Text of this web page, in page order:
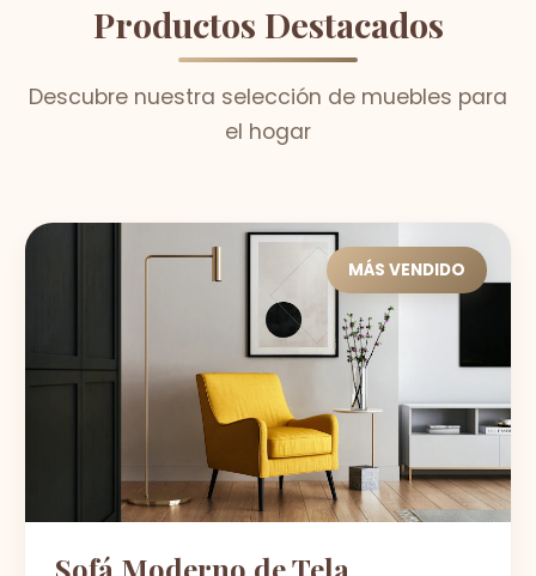
Productos Destacados
Descubre nuestra selección de muebles para
el hogar
MÁS VENDIDO